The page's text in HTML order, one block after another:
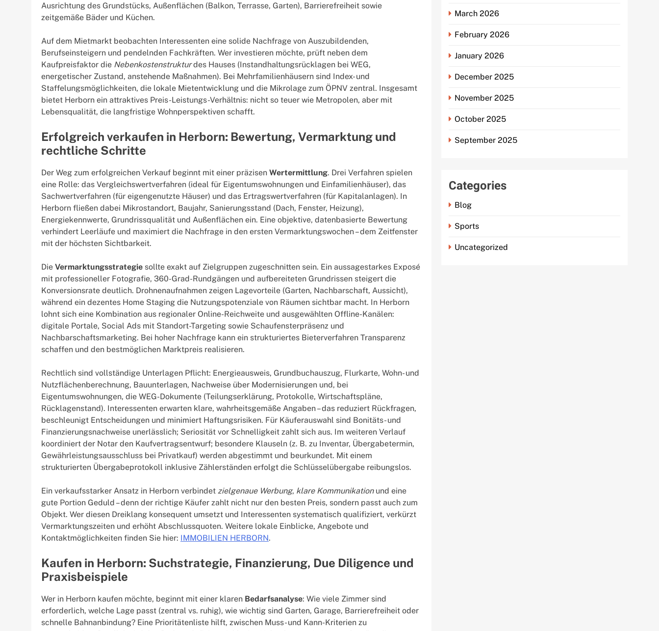
Ausrichtung des Grundstücks, Außenflächen (Balkon, Terrasse, Garten), Barrierefreiheit sowie
zeitgemäße Bäder und Küchen.
Auf dem Mietmarkt beobachten Interessenten eine solide Nachfrage von Auszubildenden,
Berufseinsteigern und pendelnden Fachkräften. Wer investieren möchte, prüft neben dem
Kaufpreisfaktor die Nebenkostenstrukturdes Hauses (Instandhaltungsrücklagen bei WEG,
energetischer Zustand, anstehende Maßnahmen). Bei Mehrfamilienhäusern sind Index- und
Staffelungsmöglichkeiten, die lokale Mietentwicklung und die Mikrolage zum ÖPNV zentral. Insgesamt
bietet Herborn ein attraktives Preis-Leistungs-Verhältnis: nicht so teuer wie Metropolen, aber mit
Lebensqualität, die langfristige Wohnperspektiven schafft.
Erfolgreich verkaufen in Herborn: Bewertung, Vermarktung und
rechtliche Schritte
Der Weg zum erfolgreichen Verkauf beginnt mit einer präzisen Wertermittlung. Drei Verfahren spielen
eine Rolle: das Vergleichswertverfahren (ideal für Eigentumswohnungen und Einfamilienhäuser), das
Sachwertverfahren (für eigengenutzte Häuser) und das Ertragswertverfahren (für Kapitalanlagen). In
Herborn fließen dabei Mikrostandort, Baujahr, Sanierungsstand (Dach, Fenster, Heizung),
Energiekennwerte, Grundrissqualität und Außenflächen ein. Eine objektive, datenbasierte Bewertung
verhindert Leerläufe und maximiert die Nachfrage in den ersten Vermarktungswochen – dem Zeitfenster
mit der höchsten Sichtbarkeit.
Die Vermarktungsstrategie sollte exakt auf Zielgruppen zugeschnitten sein. Ein aussagestarkes Exposé
mit professioneller Fotografie, 360-Grad-Rundgängen und aufbereiteten Grundrissen steigert die
Konversionsrate deutlich. Drohnenaufnahmen zeigen Lagevorteile (Garten, Nachbarschaft, Aussicht),
während ein dezentes Home Staging die Nutzungspotenziale von Räumen sichtbar macht. In Herborn
lohnt sich eine Kombination aus regionaler Online-Reichweite und ausgewählten Offline-Kanälen:
digitale Portale, Social Ads mit Standort-Targeting sowie Schaufensterpräsenz und
Nachbarschaftsmarketing. Bei hoher Nachfrage kann ein strukturiertes Bieterverfahren Transparenz
schaffen und den bestmöglichen Marktpreis realisieren.
Rechtlich sind vollständige Unterlagen Pflicht: Energieausweis, Grundbuchauszug, Flurkarte, Wohn- und
Nutzflächenberechnung, Bauunterlagen, Nachweise über Modernisierungen und, bei
Eigentumswohnungen, die WEG-Dokumente (Teilungserklärung, Protokolle, Wirtschaftspläne,
Rücklagenstand). Interessenten erwarten klare, wahrheitsgemäße Angaben – das reduziert Rückfragen,
beschleunigt Entscheidungen und minimiert Haftungsrisiken. Für Käuferauswahl sind Bonitäts- und
Finanzierungsnachweise unerlässlich; Seriosität vor Schnelligkeit zahlt sich aus. Im weiteren Verlauf
koordiniert der Notar den Kaufvertragsentwurf; besondere Klauseln (z. B. zu Inventar, Übergabetermin,
Gewährleistungsausschluss bei Privatkauf) werden abgestimmt und beurkundet. Mit einem
strukturierten Übergabeprotokoll inklusive Zählerständen erfolgt die Schlüsselübergabe reibungslos.
Ein verkaufsstarker Ansatz in Herborn verbindet zielgenaue Werbung, klare Kommunikationund eine
gute Portion Geduld – denn der richtige Käufer zahlt nicht nur den besten Preis, sondern passt auch zum
Objekt. Wer diesen Dreiklang konsequent umsetzt und Interessenten systematisch qualifiziert, verkürzt
Vermarktungszeiten und erhöht Abschlussquoten. Weitere lokale Einblicke, Angebote und
Kontaktmöglichkeiten finden Sie hier: IMMOBILIEN HERBORN.
Kaufen in Herborn: Suchstrategie, Finanzierung, Due Diligence und
Praxisbeispiele
Wer in Herborn kaufen möchte, beginnt mit einer klaren Bedarfsanalyse: Wie viele Zimmer sind
erforderlich, welche Lage passt (zentral vs. ruhig), wie wichtig sind Garten, Garage, Barrierefreiheit oder
schnelle Bahnanbindung? Eine Prioritätenliste hilft, zwischen Muss- und Kann-Kriterien zu
March 2026
February 2026
January 2026
December 2025
November 2025
October 2025
September 2025
Categories
Blog
Sports
Uncategorized